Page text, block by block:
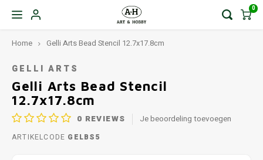
0
Home Gelli Arts Bead Stencil 12.7x17.8cm
GELLI ARTS
Gelli Arts Bead Stencil
12.7x17.8cm
0 REVIEWS Je beoordeling toevoegen
ARTIKELCODE GELBS5